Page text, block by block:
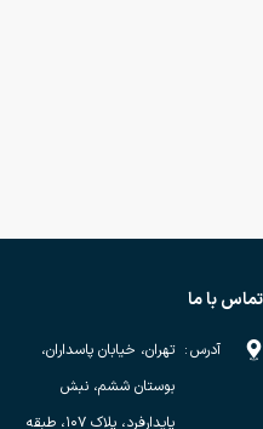
تماس با ما
آدرس: تهران، خیابان پاسداران،
بوستان ششم، نبش
پایدارفرد، پلاک ۱۰۷، طبقه